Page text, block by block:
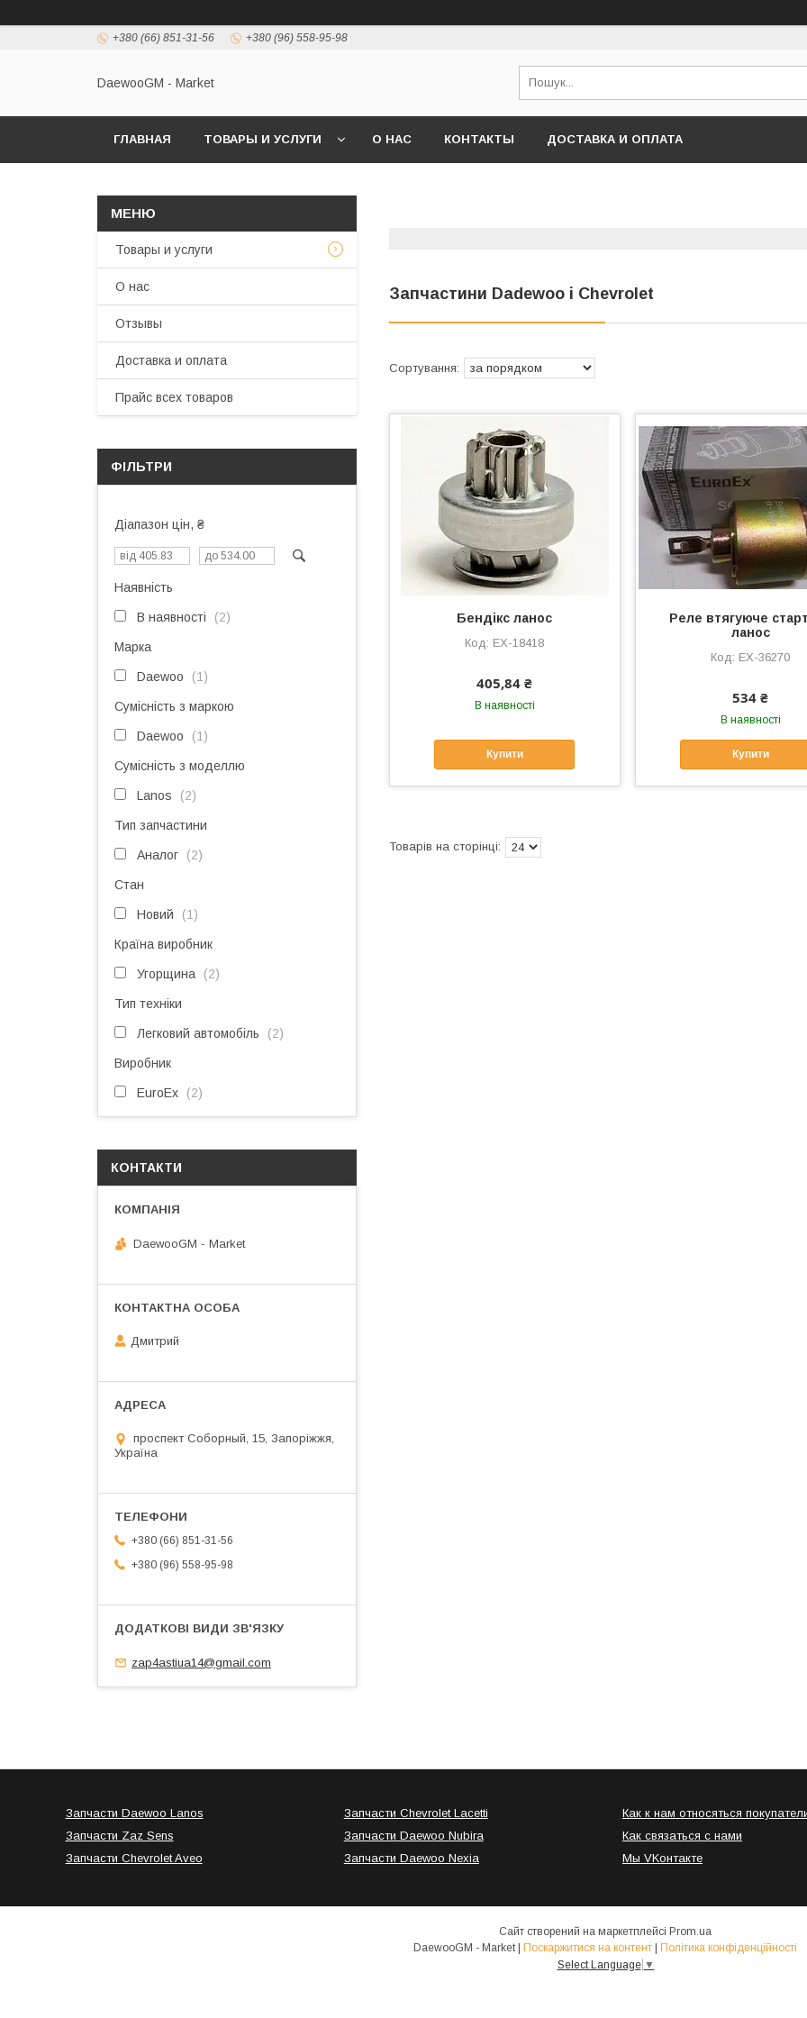
+380 (66) 851-31-56 +380 (96) 558-95-98
DaewooGM - Market
ГЛАВНАЯ ТОВАРЫ И УСЛУГИ О НАС КОНТАКТЫ ДОСТАВКА И ОПЛАТА
Запчастини Dadewoo і Chevrolet
Бендікс ланос
EX-18418
405,84 ₴
В наявності
Купити
Реле втягуюче
ланос
EX-36270
534 ₴
В наявності
Купити
Товары и услуги
О нас
Отзывы
Доставка и оплата
Прайс всех товаров
ФІЛЬТРИ
Діапазон цін, ₴
Наявність
В наявності 2
Марка
Daewoo 1
Сумісність з маркою
Daewoo 1
Сумісність з моделлю
Lanos 2
Тип запчастини
Аналог 2
Стан
Новий 1
Країна виробник
Угорщина 2
Тип техніки
Легковий автомобіль 2
Виробник
EuroEx 2
КОНТАКТИ
DaewooGM - Market
Дмитрий
проспект Соборный, 15, Запоріжжя,
Україна
+380 (66) 851-31-56
+380 (96) 558-95-98
zap4astiua14@gmail.com
Запчасти Daewoo Lanos
Запчасти Zaz Sens
Запчасти Chevrolet Aveo
Запчасти Chevrolet Lacetti
Запчасти Daewoo Nubira
Запчасти Daewoo Nexia
Как к нам относяться
Как связаться с нами
Мы VKонтакте
Сайт створений на маркетплейсі Prom.ua
DaewooGM - Market | Поскаржитися на контент | Політика конфіденційності
Select Language ▼